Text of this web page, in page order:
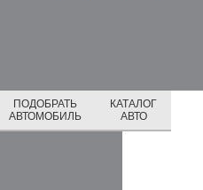
ПОДОБРАТЬ
АВТОМОБИЛЬ
КАТАЛОГ
АВТО